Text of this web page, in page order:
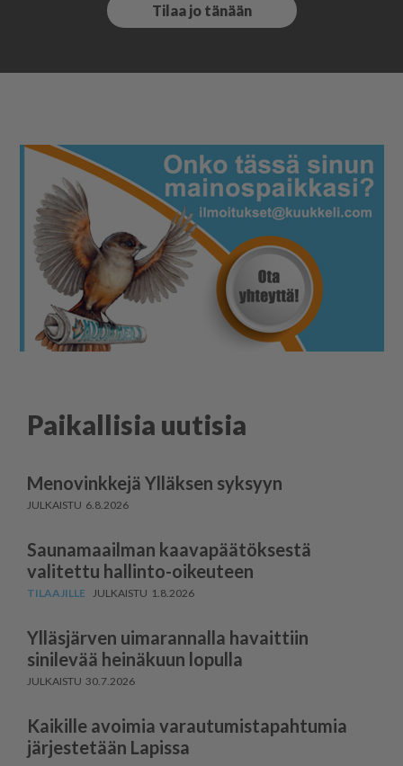
Tilaa jo tänään
Paikallisia uutisia
Menovinkkejä Ylläksen syksyyn
6.8.2026
Saunamaailman kaavapäätöksestä
valitettu hallinto-oikeuteen
1.8.2026
Ylläsjärven uimarannalla havaittiin
sinilevää heinäkuun lopulla
30.7.2026
Kaikille avoimia varautu­mis­ta­pahtumia
järjestetään Lapissa